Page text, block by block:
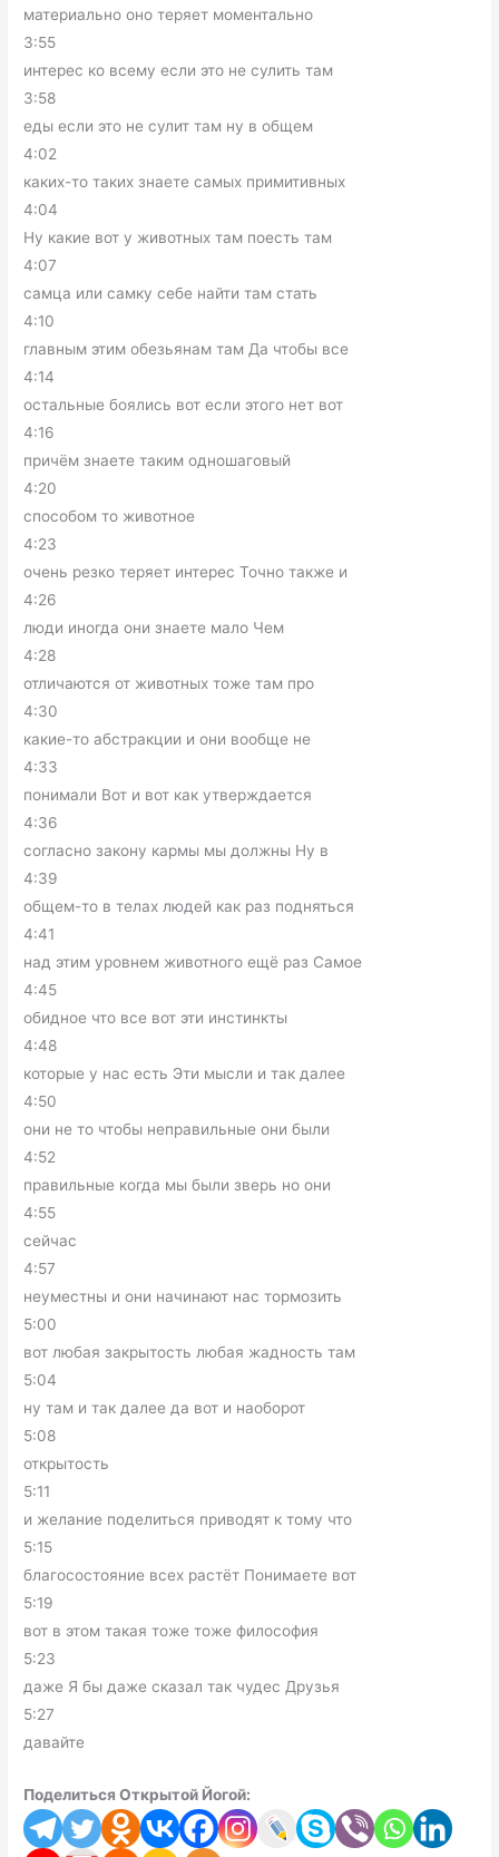
материально оно теряет моментально
3:55
интерес ко всему если это не сулить там
3:58
еды если это не сулит там ну в общем
4:02
каких-то таких знаете самых примитивных
4:04
Ну какие вот у животных там поесть там
4:07
самца или самку себе найти там стать
4:10
главным этим обезьянам там Да чтобы все
4:14
остальные боялись вот если этого нет вот
4:16
причём знаете таким одношаговый
4:20
способом то животное
4:23
очень резко теряет интерес Точно также и
4:26
люди иногда они знаете мало Чем
4:28
отличаются от животных тоже там про
4:30
какие-то абстракции и они вообще не
4:33
понимали Вот и вот как утверждается
4:36
согласно закону кармы мы должны Ну в
4:39
общем-то в телах людей как раз подняться
4:41
над этим уровнем животного ещё раз Самое
4:45
обидное что все вот эти инстинкты
4:48
которые у нас есть Эти мысли и так далее
4:50
они не то чтобы неправильные они были
4:52
правильные когда мы были зверь но они
4:55
сейчас
4:57
неуместны и они начинают нас тормозить
5:00
вот любая закрытость любая жадность там
5:04
ну там и так далее да вот и наоборот
5:08
открытость
5:11
и желание поделиться приводят к тому что
5:15
благосостояние всех растёт Понимаете вот
5:19
вот в этом такая тоже тоже философия
5:23
даже Я бы даже сказал так чудес Друзья
5:27
давайте
Поделиться Открытой Йогой: